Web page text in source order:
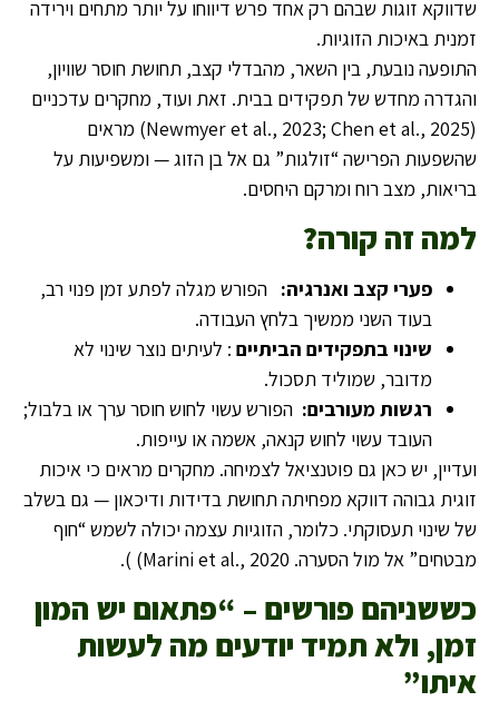
שדווקא זוגות שבהם רק אחד פרש דיווחו על יותר מתחים וירידה
זמנית באיכות הזוגיות.
התופעה נובעת, בין השאר, מהבדלי קצב, תחושת חוסר שוויון,
והגדרה מחדש של תפקידים בבית. זאת ועוד, מחקרים עדכניים
(Newmyer et al., 2023; Chen et al., 2025) מראים
שהשפעות הפרישה “זולגות” גם אל בן הזוג — ומשפיעות על
בריאות, מצב רוח ומרקם היחסים.
למה זה קורה?
פערי קצב ואנרגיה:הפורש מגלה לפתע זמן פנוי רב,
בעוד השני ממשיך בלחץ העבודה.
שינוי בתפקידים הביתיים: לעיתים נוצר שינוי לא
מדובר, שמוליד תסכול.
רגשות מעורבים:הפורש עשוי לחוש חוסר ערך או בלבול;
העובד עשוי לחוש קנאה, אשמה או עייפות.
ועדיין, יש כאן גם פוטנציאל לצמיחה. מחקרים מראים כי איכות
זוגית גבוהה דווקא מפחיתה תחושת בדידות ודיכאון — גם בשלב
של שינוי תעסוקתי. כלומר, הזוגיות עצמה יכולה לשמש “חוף
מבטחים” אל מול הסערה. Marini et al., 2020) ).
כששניהם פורשים – “פתאום יש המון
זמן, ולא תמיד יודעים מה לעשות
איתו”